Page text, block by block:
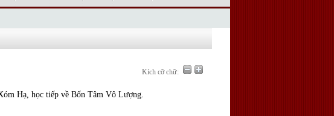
Kích cỡ chữ:
Hạ, học tiếp về Bốn Tâm Vô Lượng.